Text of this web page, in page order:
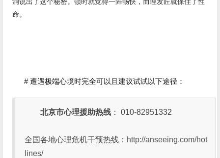
洞说出了这个秘密。顿时就觉得一阵畅快，而理发匠就保住了性
命。
# 遭遇极端心境时完全可以且建议试试以下途径：
北京市心理援助热线 ： 010-82951332
全国各地心理危机干预热线： http://anseeing.com/hot
lines/